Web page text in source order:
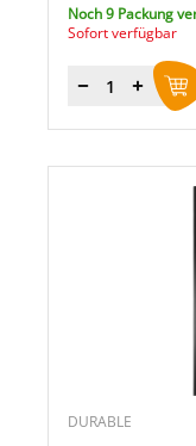
Noch 9 Packung
Sofort verfügbar
Menge
DURABLE